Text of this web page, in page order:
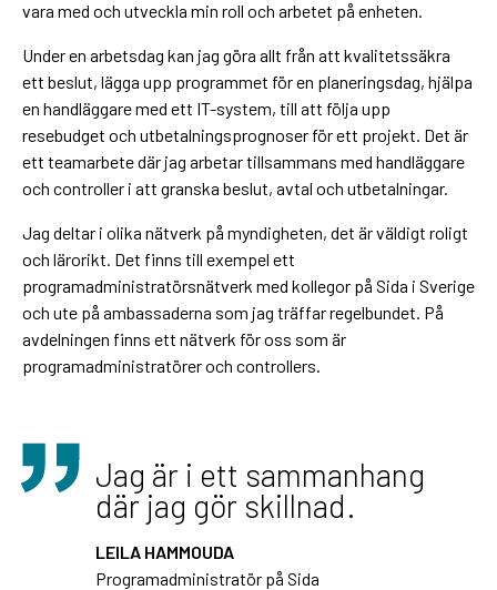
vara med och utveckla min roll och arbetet på enheten.
Under en arbetsdag kan jag göra allt från att kvalitetssäkra
ett beslut, lägga upp programmet för en planeringsdag, hjälpa
en handläggare med ett IT-system, till att följa upp
resebudget och utbetalningsprognoser för ett projekt. Det är
ett teamarbete där jag arbetar tillsammans med handläggare
och controller i att granska beslut, avtal och utbetalningar.
Jag deltar i olika nätverk på myndigheten, det är väldigt roligt
och lärorikt. Det finns till exempel ett
programadministratörsnätverk med kollegor på Sida i Sverige
och ute på ambassaderna som jag träffar regelbundet. På
avdelningen finns ett nätverk för oss som är
programadministratörer och controllers.
Jag är i ett sammanhang
där jag gör skillnad.
LEILA HAMMOUDA
Programadministratör på Sida